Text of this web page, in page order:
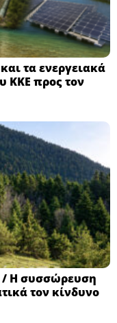
τα ενεργειακά
ΚΚΕ προς τον
/ Η συσσώρευση
τον κίνδυνο